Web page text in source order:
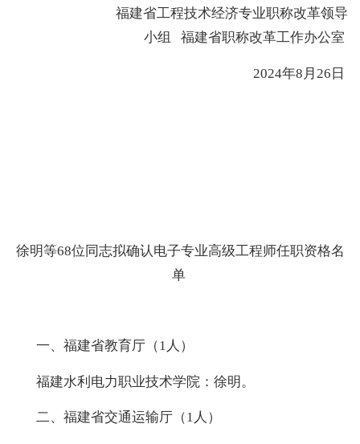
福建省工程技术经济专业职称改革领导
小组
福建省职称改革工作办公室
2024年8 月 26 日
徐明等68位同志拟确认电子专业高级工程师任职资格名
单
一、福建省教育厅（1人）
福建水利电力职业技术学院：徐明。
二、福建省交通运输厅（1人）